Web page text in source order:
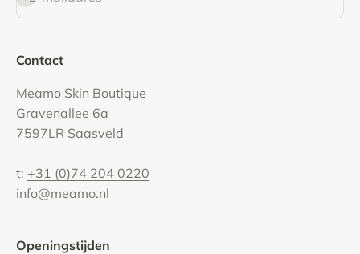
Contact
Meamo Skin Boutique
Gravenallee 6a
7597LR Saasveld
t: +31 (0)74 204 0220
info@meamo.nl
Openingstijden